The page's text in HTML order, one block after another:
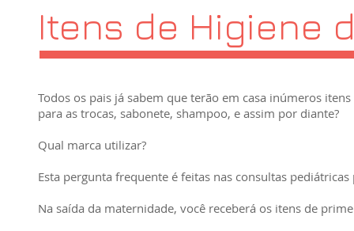
Itens de Higiene
Todos os pais já sabem que terão em casa inúmeros
para as trocas, sabonete, shampoo, e assim por diante?
Qual marca utilizar?
Esta pergunta frequente é feitas nas consultas
Na saída da maternidade, você receberá os itens de